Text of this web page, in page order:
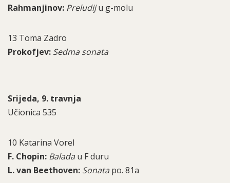
Rahmanjinov: Preludiju g-molu
13 Toma Zadro
Prokofjev: Sedma sonata
Srijeda, 9. travnja
Učionica 535
10 Katarina Vorel
F. Chopin: Balada u F duru
L. van Beethoven: Sonata po. 81a